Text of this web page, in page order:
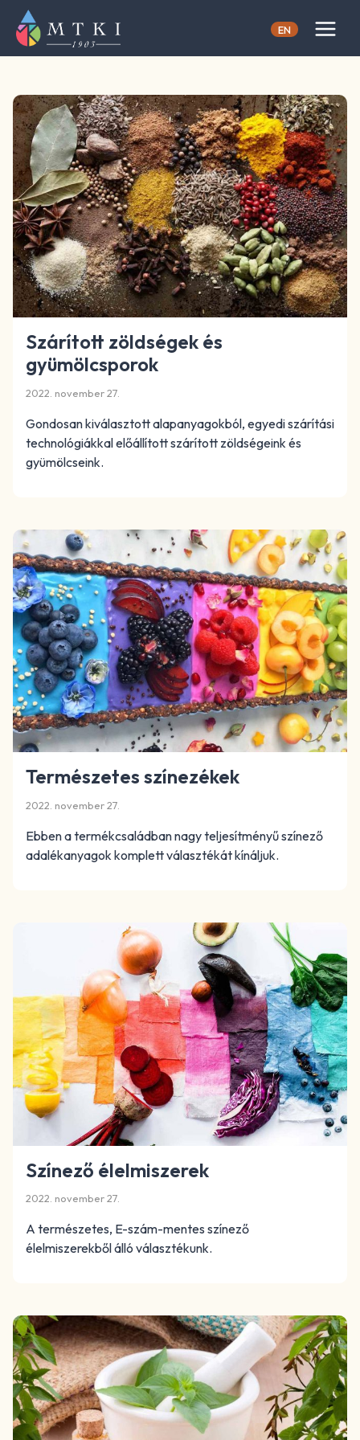
content
EN
Szárított zöldségek és
gyümölcsporok
2022. november 27.
Gondosan kiválasztott alapanyagokból, egyedi szárítási
technológiákkal előállított szárított zöldségeink és
gyümölcseink.
Természetes színezékek
2022. november 27.
Ebben a termékcsaládban nagy teljesítményű színező
adalékanyagok komplett választékát kínáljuk.
Színező élelmiszerek
2022. november 27.
A természetes, E-szám-mentes színező
élelmiszerekből álló választékunk.